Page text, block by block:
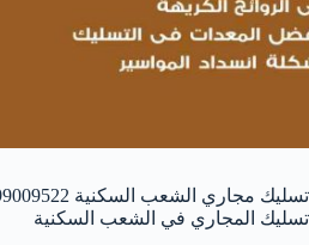
تسليك المجاري في الشعب السكنية